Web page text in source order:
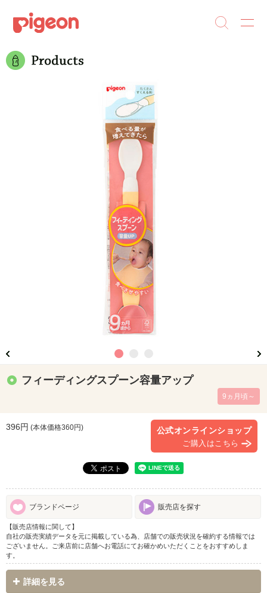
フィーディングスプーン容量アップ
9ヵ月頃～
396円 (本体価格360円) 公式オンラインショップ
ご購入はこちら
ブランドページ 販売店を探す
【販売店情報に関して】
自社の販売実績データを元に掲載している為、店舗での販売状況を確約する情報では
ございません。ご来店前に店舗へお電話にてお確かめいただくことをおすすめしま
す。
詳細を見る